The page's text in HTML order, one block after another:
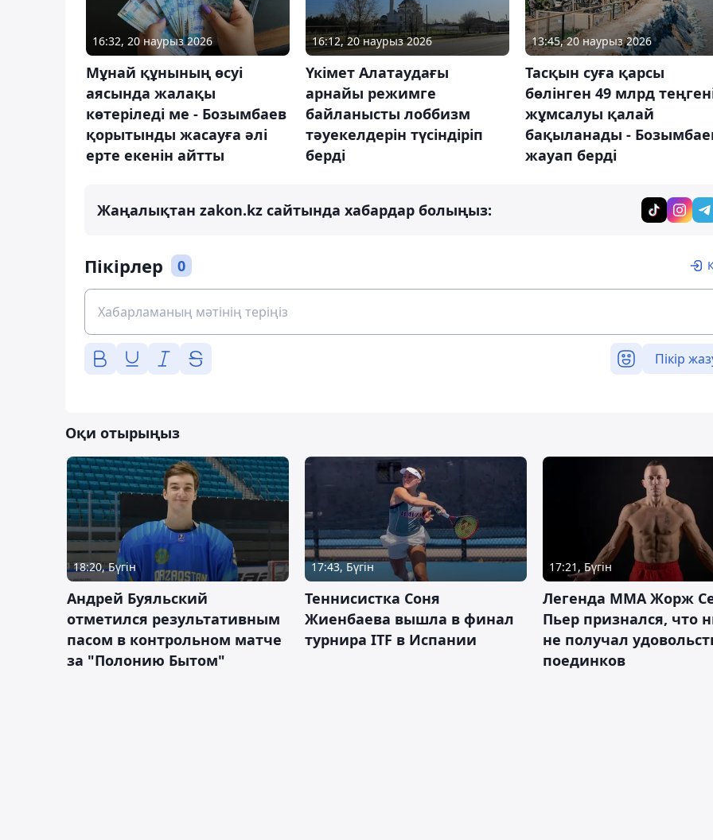
16:32, 20 наурыз 2026
Мұнай құнының өсуі
аясында жалақы
көтеріледі ме - Бозымбаев
қорытынды жасауға әлі
ерте екенін айтты
16:12, 20 наурыз 2026
Үкімет Алатаудағы
арнайы режимге
байланысты лоббизм
тәуекелдерін түсіндіріп
берді
13:45, 20 наурыз 2026
Тасқын суға қарсы
бөлінген 49 млрд
жұмсалуы қалай
бақыланады -
жауап берді
Жаңалықтан zakon.kz сайтында хабардар болыңыз:
Пікірлер 0
Пікір
Оқи отырыңыз
18:20, Бүгін
Андрей Буяльский
отметился результативным
пасом в контрольном матче
за "Полонию Бытом"
17:43, Бүгін
Теннисистка Соня
Жиенбаева вышла в финал
турнира ITF в Испании
17:21, Бүгін
Легенда ММА Жорж
Пьер признался, что
не получал
поединков